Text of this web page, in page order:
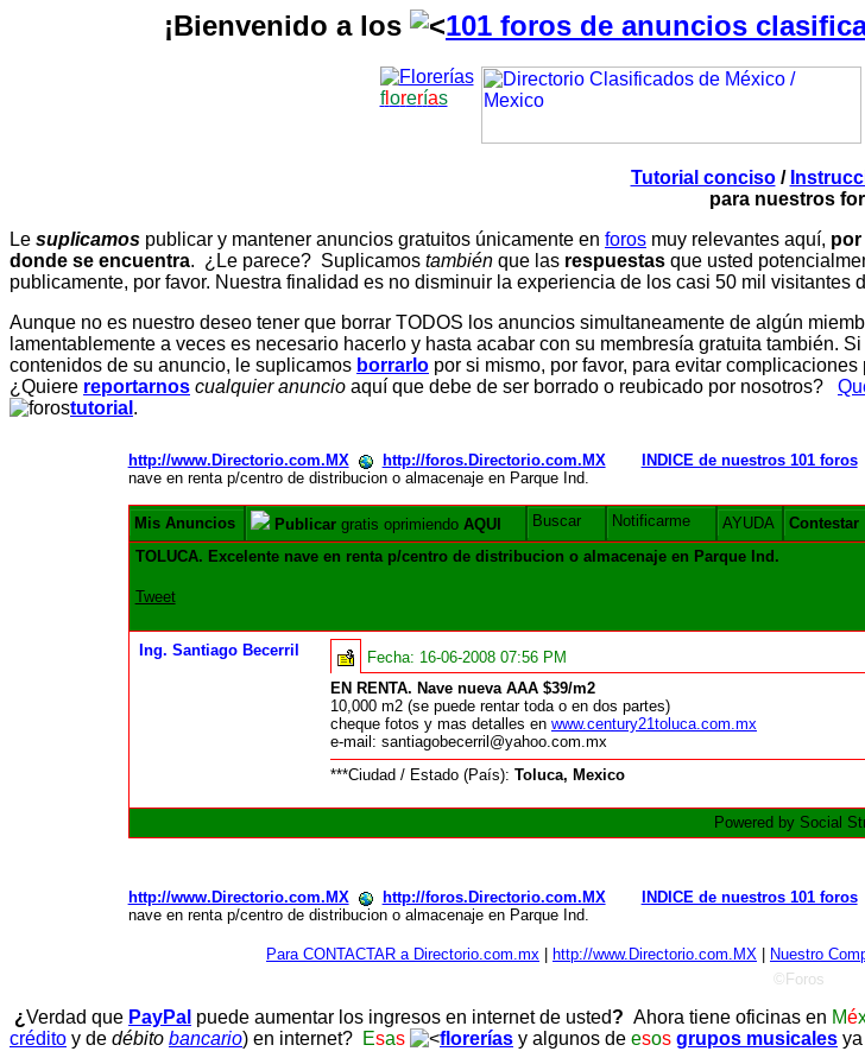
¡Bienvenido a los 101 foros de anuncios
florerías
Tutorial conciso/
para nuestros
Le suplicamos publicar y mantener anuncios gratuitos únicamente en foros muy relevantes aquí, por
donde se encuentra. ¿Le parece? Suplicamos también que las respuestas que usted
publicamente, por favor. Nuestra finalidad es no disminuir la experiencia de los casi 50 mil visitantes
Aunque no es nuestro deseo tener que borrar TODOS los anuncios simultaneamente de algún
lamentablemente a veces es necesario hacerlo y hasta acabar con su membresía gratuita también.
contenidos de su anuncio, le suplicamos borrarlo por si mismo, por favor, para evitar
¿Quiere reportarnos cualquier anuncio aquí que debe de ser borrado o reubicado por nosotros?
tutorial .
http://www.Directorio.com.MX http://foros.Directorio.com.MX INDICE de nuestros 101 foros
nave en renta p/centro de distribucion o almacenaje en Parque Ind.
Mis Anuncios Publicargratis oprimiendo AQUI Buscar Notificarme AYUDA
Contestar
TOLUCA. Excelente nave en renta p/centro de distribucion o almacenaje en Parque Ind.
Tweet
Ing. Santiago Becerril Fecha: 16-06-2008 07:56 PM
EN RENTA. Nave nueva AAA $39/m2
10,000 m2 (se puede rentar toda o en dos partes)
cheque fotos y mas detalles en www.century21toluca.com.mx
e-mail: santiagobecerril@yahoo.com.mx
***Ciudad / Estado (País): Toluca, Mexico
Powered by Social
http://www.Directorio.com.MX http://foros.Directorio.com.MX INDICE de nuestros 101 foros
nave en renta p/centro de distribucion o almacenaje en Parque Ind.
Para CONTACTAR a Directorio.com.mx http://www.Directorio.com.MX Nuestro
©Foros
¿Verdad que PayPal puede aumentar los ingresos en internet de usted? Ahora tiene oficinas en Mé
crédito y de débito bancario) en internet? Esas florerías y algunos de esos grupos musicales